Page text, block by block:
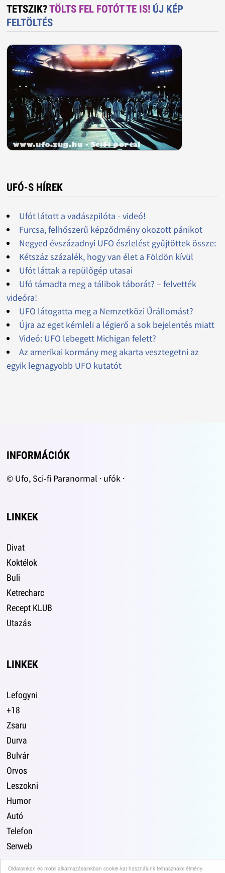
Oldalainkon és mobil alkalmazásainkban cookie-kat használunk felhasználói élmény
TETSZIK?TÖLTS FEL FOTÓT TE IS! ÚJ KÉP
FELTÖLTÉS
UFÓ-S HÍREK
Ufót látott a vadászpilóta - videó!
Furcsa, felhőszerű képződmény okozott pánikot
Negyed évszázadnyi UFO észlelést gyűjtöttek össze:
Kétszáz százalék, hogy van élet a Földön kívül
Ufót láttak a repülőgép utasai
Ufó támadta meg a tálibok táborát? – felvették
videóra!
UFO látogatta meg a Nemzetközi Űrállomást?
Újra az eget kémleli a légierő a sok bejelentés miatt
Videó: UFO lebegett Michigan felett?
Az amerikai kormány meg akarta vesztegetni az
egyik legnagyobb UFO kutatót
INFORMÁCIÓK
© Ufo, Sci-fi Paranormal · ufók ·
LINKEK
Divat
Koktélok
Buli
Ketrecharc
Recept KLUB
Utazás
LINKEK
Lefogyni
+18
Zsaru
Durva
Bulvár
Orvos
Leszokni
Humor
Autó
Telefon
Serweb